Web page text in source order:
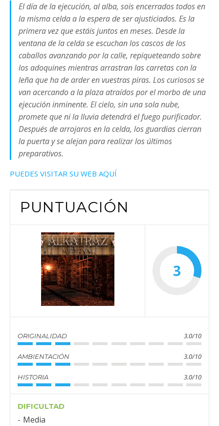
El día de la ejecución, al alba, sois encerrados todos en
la misma celda a la espera de ser ajusticiados. Es la
primera vez que estáis juntos en meses. Desde la
ventana de la celda se escuchan los cascos de los
caballos avanzando por la calle, repiqueteando sobre
los adoquines mientras arrastran las carretas con la
leña que ha de arder en vuestras piras. Los curiosos se
van acercando a la plaza atraídos por el morbo de una
ejecución inminente. El cielo, sin una sola nube,
promete que ni la lluvia detendrá el fuego purificador.
Después de arrojaros en la celda, los guardias cierran
la puerta y se alejan para realizar los últimos
preparativos.
PUEDES VISITAR SU WEB AQUÍ
PUNTUACIÓN
3
ORIGINALIDAD 3.0/10
AMBIENTACIÓN 3.0/10
HISTORIA 3.0/10
DIFICULTAD
Media